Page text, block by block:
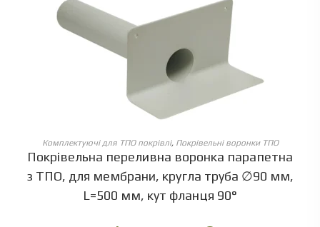
ОБЕРІТЬ ОПЦІЇ
Комплектуючі для ТПО покрівлі, Покрівельні воронки ТПО
Покрівельна переливна воронка парапетна
з ТПО, для мембрани, кругла труба ∅90 мм,
L=500 мм, кут фланця 90°